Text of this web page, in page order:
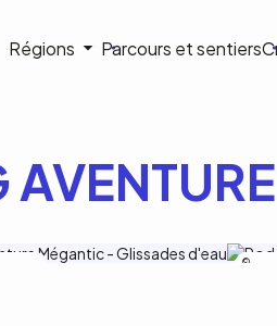
Navigation
Régions Parcours et sentiers